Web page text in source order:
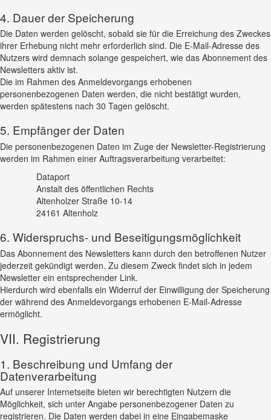
4. Dauer der Speicherung
Die Daten werden gelöscht, sobald sie für die Erreichung des Zweckes
ihrer Erhebung nicht mehr erforderlich sind. Die E-Mail-Adresse des
Nutzers wird demnach solange gespeichert, wie das Abonnement des
Newsletters aktiv ist.
Die im Rahmen des Anmeldevorgangs erhobenen
personenbezogenen Daten werden, die nicht bestätigt wurden,
werden spätestens nach 30 Tagen gelöscht.
5. Empfänger der Daten
Die personenbezogenen Daten im Zuge der Newsletter-Registrierung
werden im Rahmen einer Auftragsverarbeitung verarbeitet:
Dataport
Anstalt des öffentlichen Rechts
Altenholzer Straße 10-14
24161 Altenholz
6. Widerspruchs- und Beseitigungsmöglichkeit
Das Abonnement des Newsletters kann durch den betroffenen Nutzer
jederzeit gekündigt werden. Zu diesem Zweck findet sich in jedem
Newsletter ein entsprechender Link.
Hierdurch wird ebenfalls ein Widerruf der Einwilligung der Speicherung
der während des Anmeldevorgangs erhobenen E-Mail-Adresse
ermöglicht.
VII. Registrierung
1. Beschreibung und Umfang der
Datenverarbeitung
Auf unserer Internetseite bieten wir berechtigten Nutzern die
Möglichkeit, sich unter Angabe personenbezogener Daten zu
registrieren. Die Daten werden dabei in eine Eingabemaske